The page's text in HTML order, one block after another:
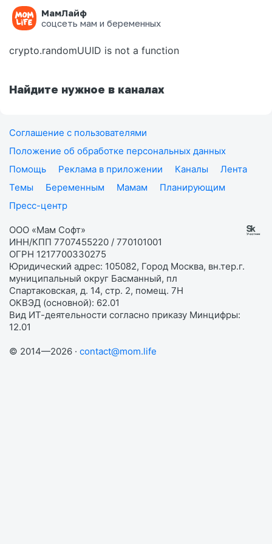
МамЛайф
соцсеть мам и беременных
Ошибка на странице
crypto.randomUUID is not a function
Найдите нужное в каналах
Соглашение с пользователями
Положение об обработке персональных данных
Помощь
Реклама в приложении Каналы
Лента
Темы
Беременным Мамам
Планирующим
Пресс-центр
ООО «Мам Софт»
ИНН/КПП 7707455220 / 770101001
ОГРН 1217700330275
Юридический адрес: 105082, Город Москва, вн.тер.г.
муниципальный округ Басманный, пл
Спартаковская, д. 14, стр. 2, помещ. 7Н
ОКВЭД (основной): 62.01
Вид ИТ-деятельности согласно приказу Минцифры:
12.01
© 2014—2026 · contact@mom.life